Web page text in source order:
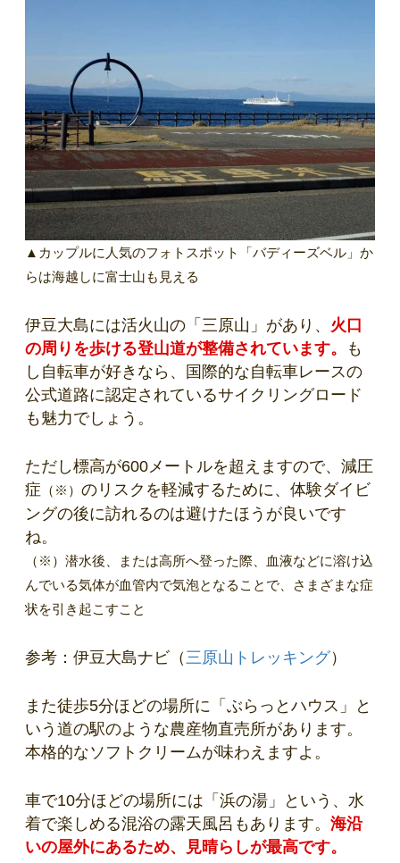
▲カップルに人気のフォトスポット「バディーズベル」か
らは海越しに富士山も見える
伊豆大島には活火山の「三原山」があり、 火口
の周りを歩ける登山道が整備されています。
も
し自転車が好きなら、国際的な自転車レースの
公式道路に認定されているサイクリングロード
も魅力でしょう。
ただし標高が600メートルを超えますので、減圧
症 （※） のリスクを軽減するために、体験ダイビ
ングの後に訪れるのは避けたほうが良いです
ね。
（※）潜水後、または高所へ登った際、血液などに溶け込
んでいる気体が血管内で気泡となることで、さまざまな症
状を引き起こすこと
参考：伊豆大島ナビ（ 三原山トレッキング）
また徒歩5分ほどの場所に「ぶらっとハウス」と
いう道の駅のような農産物直売所があります。
本格的なソフトクリームが味わえますよ。
車で10分ほどの場所には「浜の湯」という、水
着で楽しめる混浴の露天風呂もあります。 海沿
いの屋外にあるため、見晴らしが最高です。